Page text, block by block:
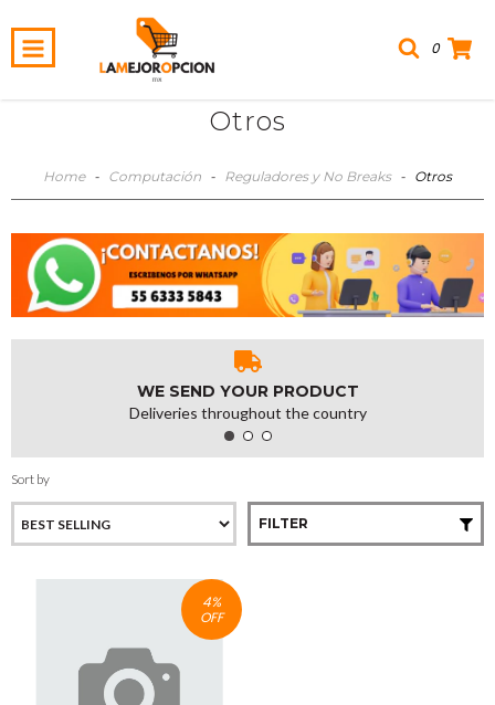
0
Otros
Home - Computación - Reguladores y No Breaks - Otros
WE SEND YOUR PRODUCT
Deliveries throughout the country
Sort by
FILTER
4%
OFF